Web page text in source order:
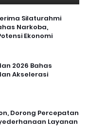
Silaturahmi
Narkoba,
Ekonomi
2026 Bahas
Akselerasi
Dorong Percepatan
Layanan